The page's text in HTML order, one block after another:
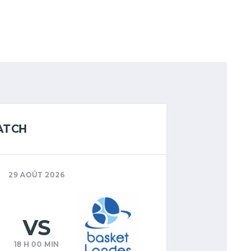
29 AOÛT 2026
VS
18 H 00 MIN